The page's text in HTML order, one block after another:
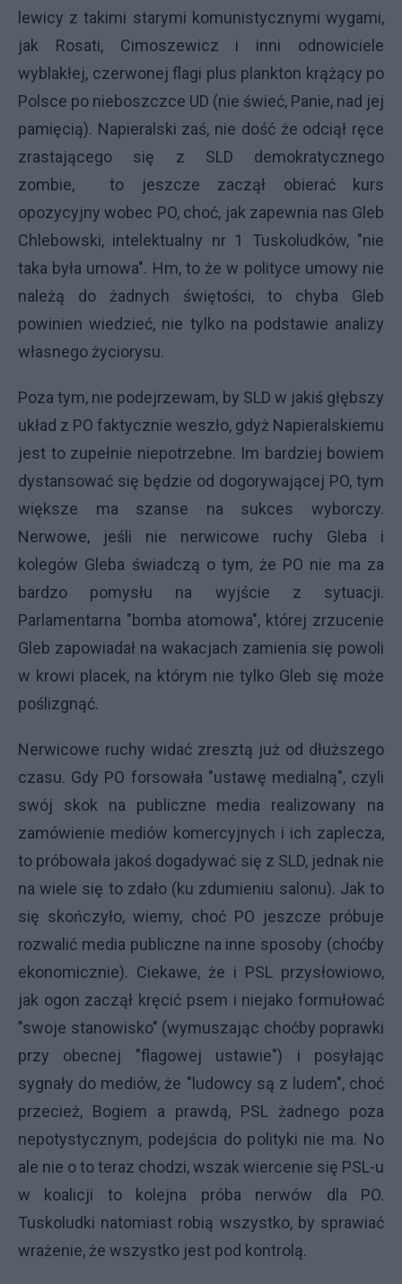
lewicy z takimi starymi komunistycznymi wygami,
jak Rosati, Cimoszewicz i inni odnowiciele
wyblakłej, czerwonej flagi plus plankton krążący po
Polsce po nieboszczce UD (nie świeć, Panie, nad jej
pamięcią). Napieralski zaś, nie dość że odciął ręce
zrastającego się z SLD demokratycznego
zombie, to jeszcze zaczął obierać kurs
opozycyjny wobec PO, choć, jak zapewnia nas Gleb
Chlebowski, intelektualny nr 1 Tuskoludków, "nie
taka była umowa". Hm, to że w polityce umowy nie
należą do żadnych świętości, to chyba Gleb
powinien wiedzieć, nie tylko na podstawie analizy
własnego życiorysu.
Poza tym, nie podejrzewam, by SLD w jakiś głębszy
układ z PO faktycznie weszło, gdyż Napieralskiemu
jest to zupełnie niepotrzebne. Im bardziej bowiem
dystansować się będzie od dogorywającej PO, tym
większe ma szanse na sukces wyborczy.
Nerwowe, jeśli nie nerwicowe ruchy Gleba i
kolegów Gleba świadczą o tym, że PO nie ma za
bardzo pomysłu na wyjście z sytuacji.
Parlamentarna "bomba atomowa", której zrzucenie
Gleb zapowiadał na wakacjach zamienia się powoli
w krowi placek, na którym nie tylko Gleb się może
poślizgnąć.
Nerwicowe ruchy widać zresztą już od dłuższego
czasu. Gdy PO forsowała "ustawę medialną", czyli
swój skok na publiczne media realizowany na
zamówienie mediów komercyjnych i ich zaplecza,
to próbowała jakoś dogadywać się z SLD, jednak nie
na wiele się to zdało (ku zdumieniu salonu). Jak to
się skończyło, wiemy, choć PO jeszcze próbuje
rozwalić media publiczne na inne sposoby (choćby
ekonomicznie). Ciekawe, że i PSL przysłowiowo,
jak ogon zaczął kręcić psem i niejako formułować
"swoje stanowisko" (wymuszając choćby poprawki
przy obecnej "flagowej ustawie") i posyłając
sygnały do mediów, że "ludowcy są z ludem", choć
przecież, Bogiem a prawdą, PSL żadnego poza
nepotystycznym, podejścia do polityki nie ma. No
ale nie o to teraz chodzi, wszak wiercenie się PSL-u
w koalicji to kolejna próba nerwów dla PO.
Tuskoludki natomiast robią wszystko, by sprawiać
wrażenie, że wszystko jest pod kontrolą.